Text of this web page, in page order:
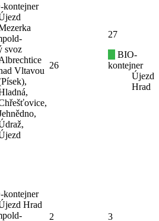
kontejner
svoz
Vltavou
26
27
BIO-
kontejner
Újezd
Hrad
kontejner
Hrad
2
3